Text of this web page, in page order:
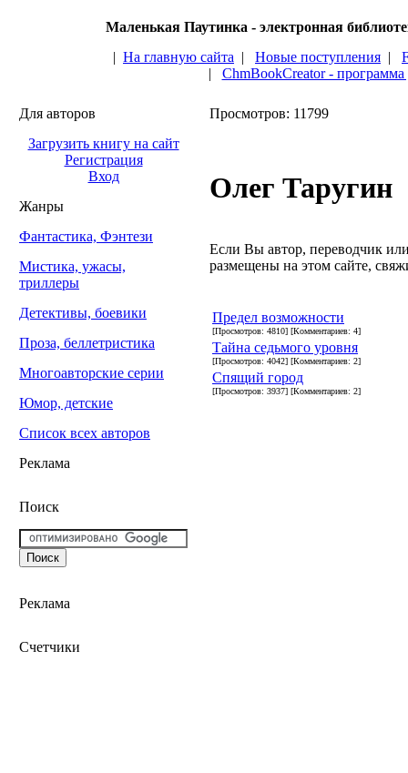
Маленькая Паутинка - электронная
| На главную сайта | Новые поступления |
| ChmBookCreator -
Для авторов
Загрузить книгу на сайт
Регистрация
Вход
Жанры
Фантастика, Фэнтези
Мистика, ужасы,
триллеры
Детективы, боевики
Проза, беллетристика
Многоавторские серии
Юмор, детские
Список всех авторов
Реклама
Поиск
Реклама
Счетчики
Просмотров: 11799
Олег Таругин
Если Вы автор, переводчик
размещены на этом сайте,
Предел возможности
[Просмотров: 4810] [Комментариев: 4]
Тайна седьмого уровня
[Просмотров: 4042] [Комментариев: 2]
Спящий город
[Просмотров: 3937] [Комментариев: 2]